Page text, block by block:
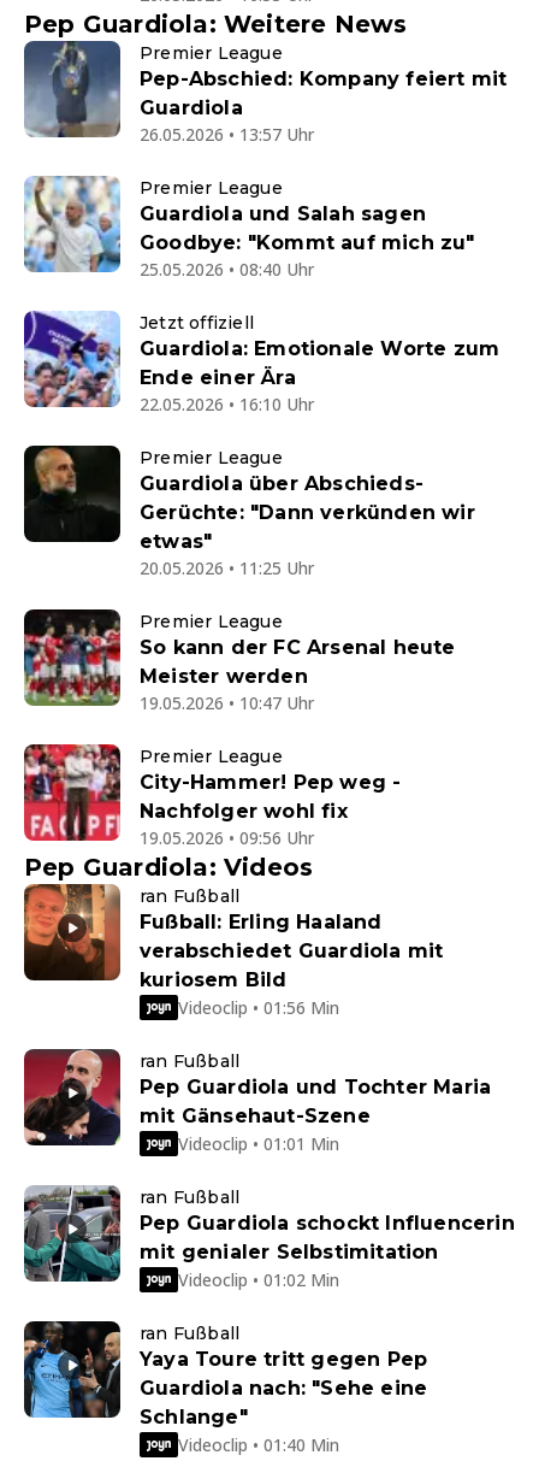
Pep Guardiola: Weitere News
Premier League
Pep-Abschied: Kompany feiert mit
Guardiola
26.05.2026 • 13:57 Uhr
Premier League
Guardiola und Salah sagen
Goodbye: "Kommt auf mich zu"
25.05.2026 • 08:40 Uhr
Jetzt offiziell
Guardiola: Emotionale Worte zum
Ende einer Ära
22.05.2026 • 16:10 Uhr
Premier League
Guardiola über Abschieds-
Gerüchte: "Dann verkünden wir
etwas"
20.05.2026 • 11:25 Uhr
Premier League
So kann der FC Arsenal heute
Meister werden
19.05.2026 • 10:47 Uhr
Premier League
City-Hammer! Pep weg -
Nachfolger wohl fix
19.05.2026 • 09:56 Uhr
Pep Guardiola: Videos
ran Fußball
Fußball: Erling Haaland
verabschiedet Guardiola mit
kuriosem Bild
Videoclip • 01:56 Min
ran Fußball
Pep Guardiola und Tochter Maria
mit Gänsehaut-Szene
Videoclip • 01:01 Min
ran Fußball
Pep Guardiola schockt Influencerin
mit genialer Selbstimitation
Videoclip • 01:02 Min
ran Fußball
Yaya Toure tritt gegen Pep
Guardiola nach: "Sehe eine
Schlange"
Videoclip • 01:40 Min